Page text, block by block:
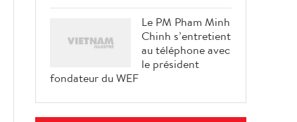
Le PM Pham Minh
Chinh s’entretient
au téléphone avec
le président
fondateur du WEF